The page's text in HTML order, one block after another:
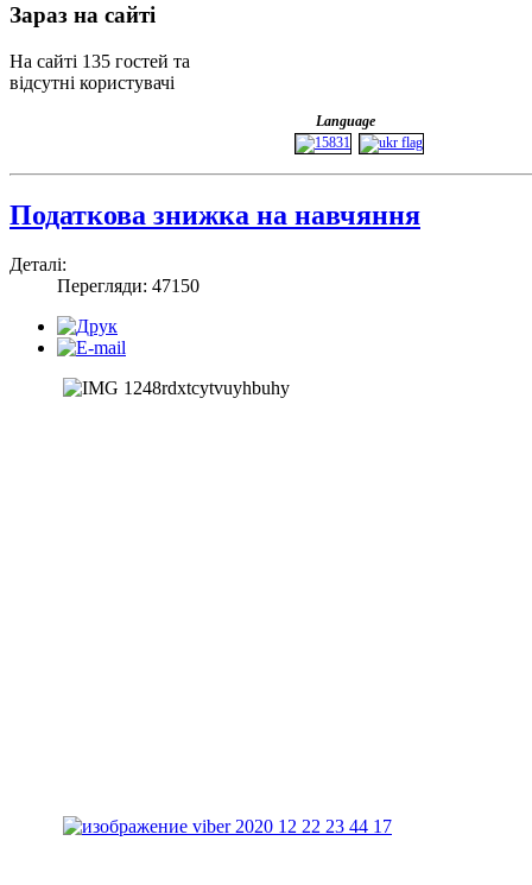
Зараз на сайті
На сайті 135 гостей та
відсутні користувачі
Language
Податкова знижка на навчяння
Деталі:
Перегляди: 47150